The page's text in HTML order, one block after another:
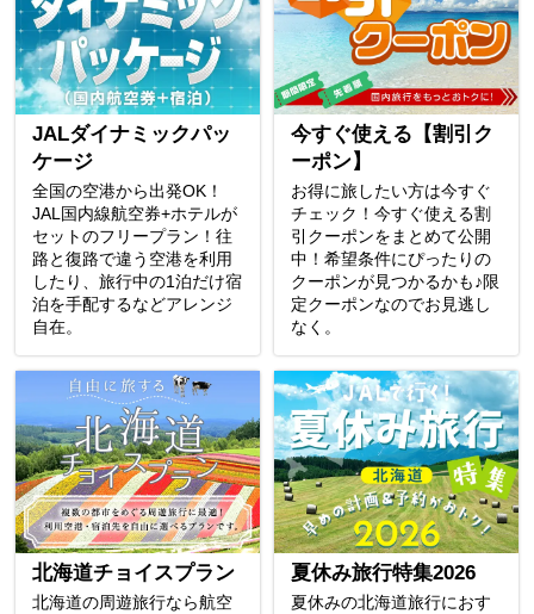
JALダイナミックパッ
ケージ
全国の空港から出発OK！
JAL国内線航空券+ホテルが
セットのフリープラン！往
路と復路で違う空港を利用
したり、旅行中の1泊だけ宿
泊を手配するなどアレンジ
自在。
今すぐ使える【割引ク
ーポン】
お得に旅したい方は今すぐ
チェック！今すぐ使える割
引クーポンをまとめて公開
中！希望条件にぴったりの
クーポンが見つかるかも♪限
定クーポンなのでお見逃し
なく。
北海道チョイスプラン
北海道の周遊旅行なら航空
夏休み旅行特集2026
夏休みの北海道旅行におす